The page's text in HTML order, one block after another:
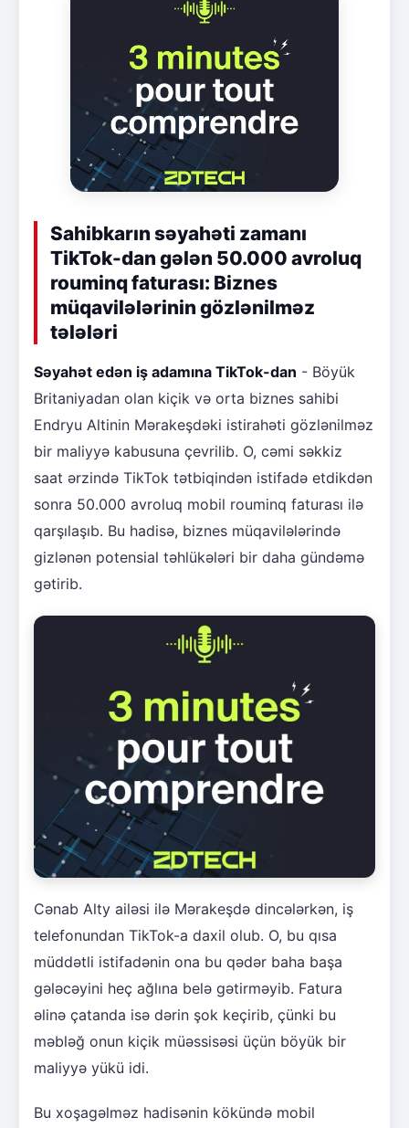
Sahibkarın səyahəti zamanı
TikTok-dan gələn 50.000 avroluq
rouminq faturası: Biznes
müqavilələrinin gözlənilməz
tələləri
Səyahət edən iş adamına TikTok-dan - Böyük
Britaniyadan olan kiçik və orta biznes sahibi
Endryu Altinin Mərakeşdəki istirahəti gözlənilməz
bir maliyyə kabusuna çevrilib. O, cəmi səkkiz
saat ərzində TikTok tətbiqindən istifadə etdikdən
sonra 50.000 avroluq mobil rouminq faturası ilə
qarşılaşıb. Bu hadisə, biznes müqavilələrində
gizlənən potensial təhlükələri bir daha gündəmə
gətirib.
Cənab Alty ailəsi ilə Mərakeşdə dincələrkən, iş
telefonundan TikTok-a daxil olub. O, bu qısa
müddətli istifadənin ona bu qədər baha başa
gələcəyini heç ağlına belə gətirməyib. Fatura
əlinə çatanda isə dərin şok keçirib, çünki bu
məbləğ onun kiçik müəssisəsi üçün böyük bir
maliyyə yükü idi.
Bu xoşagəlməz hadisənin kökündə mobil